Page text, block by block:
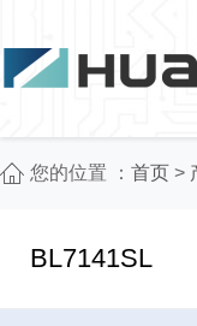
您的位置 ： 首页 >
BL7141SL